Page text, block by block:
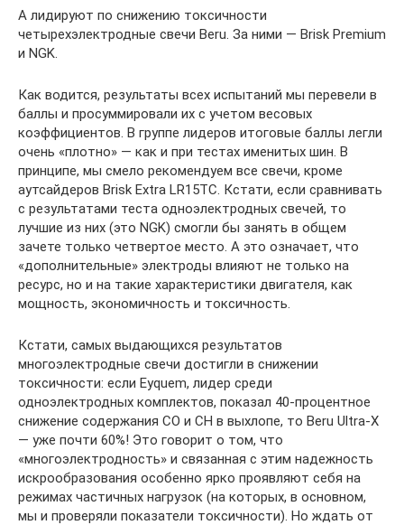
А лидируют по снижению токсичности
четырехэлектродные свечи Beru. За ними — Brisk Premium
и NGK.
Как водится, результаты всех испытаний мы перевели в
баллы и просуммировали их с учетом весовых
коэффициентов. В группе лидеров итоговые баллы легли
очень «плотно» — как и при тестах именитых шин. В
принципе, мы смело рекомендуем все свечи, кроме
аутсайдеров Brisk Extra LR15TC. Кстати, если сравнивать
с результатами теста одноэлектродных свечей, то
лучшие из них (это NGK) смогли бы занять в общем
зачете только четвертое место. А это означает, что
«дополнительные» электроды влияют не только на
ресурс, но и на такие характеристики двигателя, как
мощность, экономичность и токсичность.
Кстати, самых выдающихся результатов
многоэлектродные свечи достигли в снижении
токсичности: если Eyquem, лидер среди
одноэлектродных комплектов, показал 40-процентное
снижение содержания СО и СН в выхлопе, то Beru Ultra-X
— уже почти 60%! Это говорит о том, что
«многоэлектродность» и связанная с этим надежность
искрообразования особенно ярко проявляют себя на
режимах частичных нагрузок (на которых, в основном,
мы и проверяли показатели токсичности). Но ждать от